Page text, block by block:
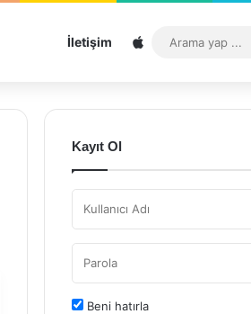
İletişim Sitemap
Kayıt Ol
Beni hatırla